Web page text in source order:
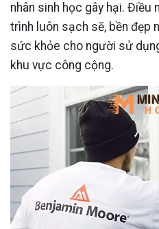
nhân sinh học gây hại. Điều
trình luôn sạch sẽ, bền đẹp
sức khỏe cho người sử
khu vực công cộng.